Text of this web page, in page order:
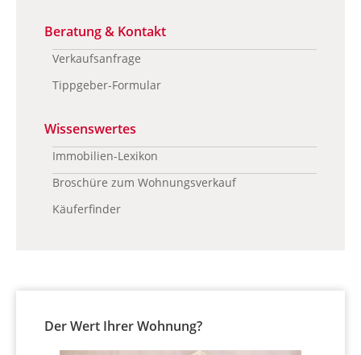
Beratung & Kontakt
Verkaufsanfrage
Tippgeber-Formular
Wissenswertes
Immobilien-Lexikon
Broschüre zum Wohnungsverkauf
Käuferfinder
Der Wert Ihrer Wohnung?